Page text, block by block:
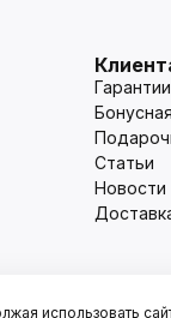
Статьи
Новости
использовать